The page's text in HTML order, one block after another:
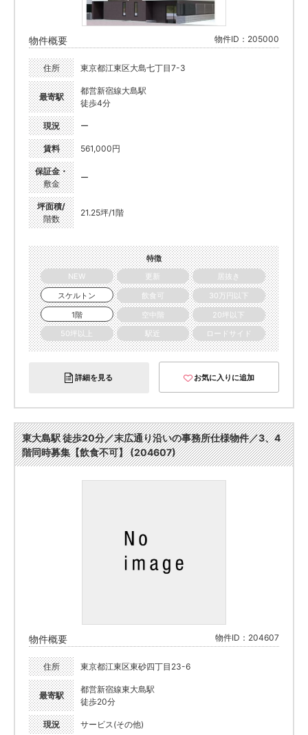
物件概要 物件ID：205000
住所 東京都江東区大島七丁目7-3
最寄駅
都営新宿線大島駅
徒歩4分
現況 ー
賃料 561,000円
保証金・
敷金
ー
坪面積/
階数
21.25坪/1階
特徴
NEW
更新
居抜き
スケルトン
飲食可
30万円以下
1階
空中階
20坪以下
50坪以上
駅近 ロードサイド
詳細を見る お気に入りに追加
東大島駅 徒歩20分／末広通り沿いの事務所仕様物件／3、4
階同時募集【飲食不可】 (204607)
物件概要 物件ID：204607
住所 東京都江東区東砂四丁目23-6
最寄駅
都営新宿線東大島駅
徒歩20分
現況 サービス(その他)